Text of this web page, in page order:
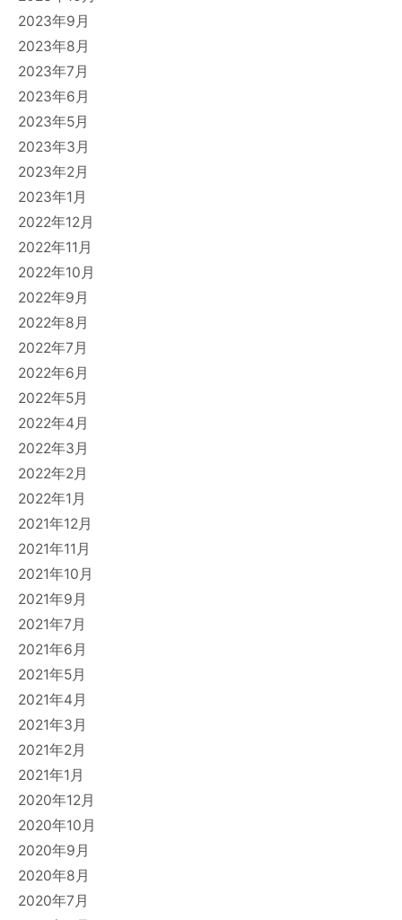
2023年9月
2023年8月
2023年7月
2023年6月
2023年5月
2023年3月
2023年2月
2023年1月
2022年12月
2022年11月
2022年10月
2022年9月
2022年8月
2022年7月
2022年6月
2022年5月
2022年4月
2022年3月
2022年2月
2022年1月
2021年12月
2021年11月
2021年10月
2021年9月
2021年7月
2021年6月
2021年5月
2021年4月
2021年3月
2021年2月
2021年1月
2020年12月
2020年10月
2020年9月
2020年8月
2020年7月